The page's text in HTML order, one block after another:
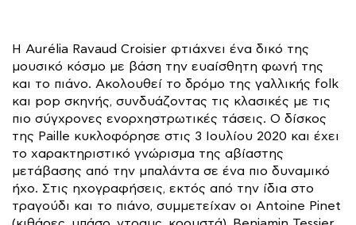
Η Aurélia Ravaud Croisier φτιάχνει ένα δικό της
μουσικό κόσμο με βάση την ευαίσθητη φωνή της
και το πιάνο. Ακολουθεί το δρόμο της γαλλικής folk
και pop σκηνής, συνδυάζοντας τις κλασικές με τις
πιο σύγχρονες ενορχηστρωτικές τάσεις. Ο δίσκος
της Paille κυκλοφόρησε στις 3 Ιουλίου 2020 και έχει
το χαρακτηριστικό γνώρισμα της αβίαστης
μετάβασης από την μπαλάντα σε ένα πιο δυναμικό
ήχο. Στις ηχογραφήσεις, εκτός από την ίδια στο
τραγούδι και το πιάνο, συμμετείχαν οι Antoine Pinet